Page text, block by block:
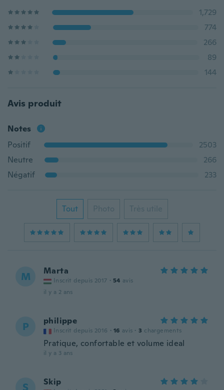
1,729
774
266
89
144
Avis produit
Notes
Positif
2503
Neutre
266
Négatif
233
Tout Photo Très utile
M Marta
Inscrit depuis 2017 · 54 avis
il y a 2 ans
P philippe
Inscrit depuis 2016 · 16 avis · 3 chargements
Pratique, confortable et volume ideal
il y a 3 ans
Skip